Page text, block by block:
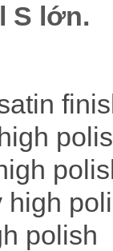
S lớn.
satin
high
high